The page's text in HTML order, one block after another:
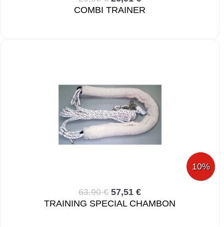
COMBI TRAINER
10%
63,90 € 57,51 €
TRAINING SPECIAL CHAMBON